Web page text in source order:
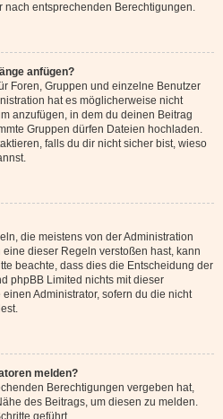
nach entsprechenden Berechtigungen.
anfügen?
Foren, Gruppen und einzelne Benutzer
hat es möglicherweise nicht
anzufügen, in dem du deinen Beitrag
Gruppen dürfen Dateien hochladen.
falls du dir nicht sicher bist, wieso
die meistens von der Administration
dieser Regeln verstoßen hast, kann
beachte, dass dies die Entscheidung der
phpBB Limited nichts mit dieser
Administrator, sofern du die nicht
melden?
Berechtigungen vergeben hat,
des Beitrags, um diesen zu melden.
geführt.